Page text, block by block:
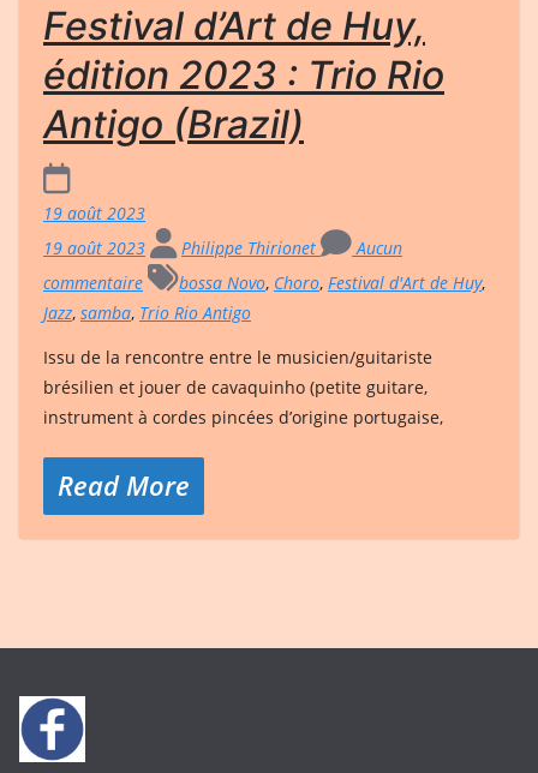
Festival d’Art de Huy,
édition 2023 : Trio Rio
Antigo (Brazil)
19 août 2023
19 août 2023
Philippe Thirionet
Aucun
commentaire
bossa Novo, Choro, Festival d'Art de Huy,
Jazz, samba, Trio Rio Antigo
Issu de la rencontre entre le musicien/guitariste
brésilien et jouer de cavaquinho (petite guitare,
instrument à cordes pincées d’origine portugaise,
Read More